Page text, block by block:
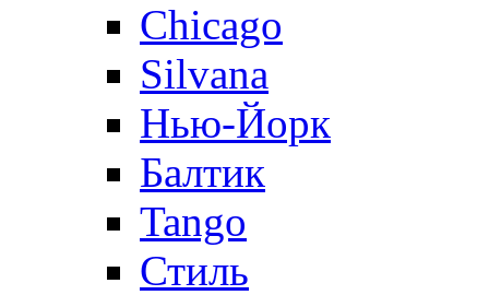
Chicago
Silvana
Нью-Йорк
Балтик
Tango
Стиль